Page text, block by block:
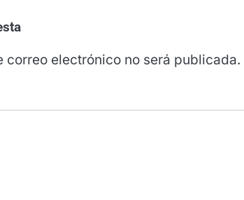
correo electrónico no será publicada.